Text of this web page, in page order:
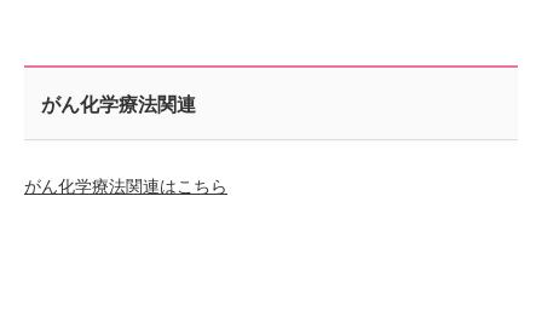
がん化学療法関連
がん化学療法関連はこちら